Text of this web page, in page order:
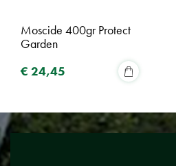
Moscide 400gr Protect
Garden
€ 24,45